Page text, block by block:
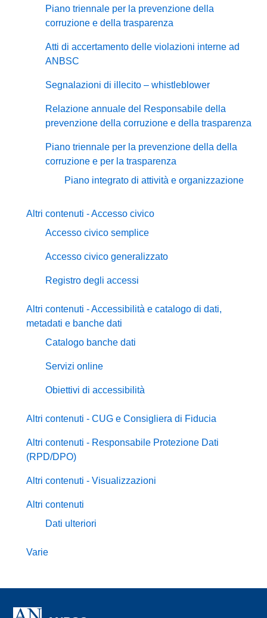
Piano triennale per la prevenzione della
corruzione e della trasparenza
Atti di accertamento delle violazioni interne ad
ANBSC
Segnalazioni di illecito – whistleblower
Relazione annuale del Responsabile della
prevenzione della corruzione e della trasparenza
Piano triennale per la prevenzione della della
corruzione e per la trasparenza
Piano integrato di attività e organizzazione
Altri contenuti - Accesso civico
Accesso civico semplice
Accesso civico generalizzato
Registro degli accessi
Altri contenuti - Accessibilità e catalogo di dati,
metadati e banche dati
Catalogo banche dati
Servizi online
Obiettivi di accessibilità
Altri contenuti - CUG e Consigliera di Fiducia
Altri contenuti - Responsabile Protezione Dati
(RPD/DPO)
Altri contenuti - Visualizzazioni
Altri contenuti
Dati ulteriori
Varie